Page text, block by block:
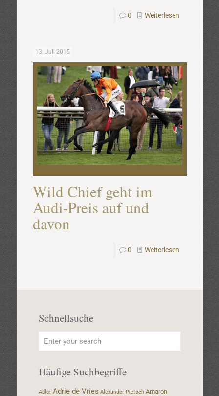
0 Weiterlesen
13. Juli 2015
Wild Chief geht im
Audi-Preis auf und
davon
0 Weiterlesen
Schnellsuche
Häufige Suchbegriffe
Adler Adrie de Vries Alexander Pietsch Amaron